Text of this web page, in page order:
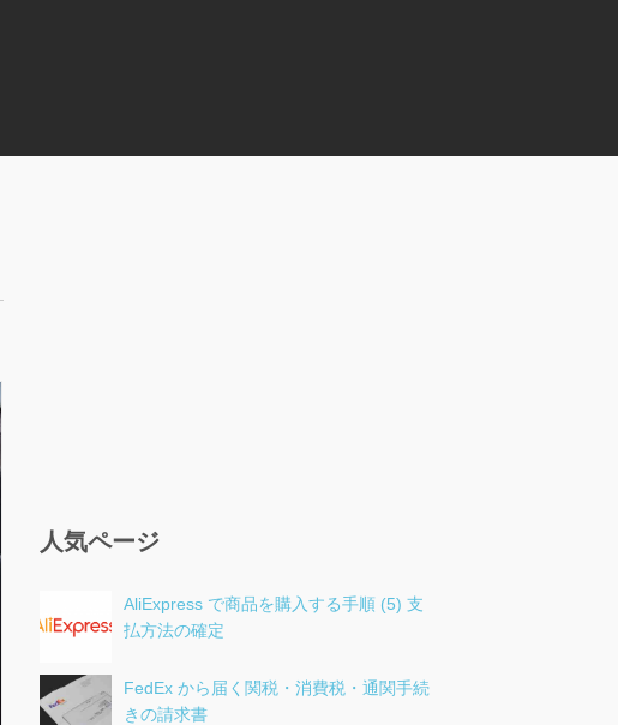
人気ページ
AliExpress で商品を購入する手順 (5) 支
払方法の確定
FedEx から届く関税・消費税・通関手続
きの請求書